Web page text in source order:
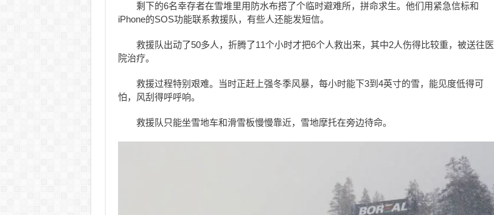
剩下的6名幸存者在雪堆里用防水布搭了个临时避难所，拼命求生。他们用紧急信标和
iPhone的SOS功能联系救援队，有些人还能发短信。
救援队出动了50多人，折腾了11个小时才把6个人救出来，其中2人伤得比较重，被送往医
院治疗。
救援过程特别艰难。当时正赶上强冬季风暴，每小时能下3到4英寸的雪，能见度低得可
怕，风刮得呼呼响。
救援队只能坐雪地车和滑雪板慢慢靠近，雪地摩托在旁边待命。